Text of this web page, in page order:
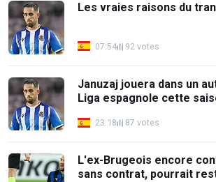
Les vraies raisons du
07:54 92 votes
Januzaj jouera dans un
Liga espagnole cette
23:18 87 votes
L'ex-Brugeois encore
sans contrat, pourrait